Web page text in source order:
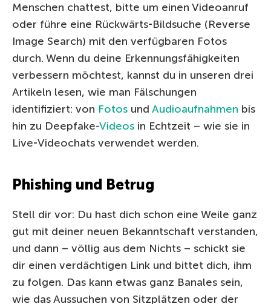
Menschen chattest, bitte um einen Videoanruf
oder führe eine Rückwärts‑Bildsuche (Reverse
Image Search) mit den verfügbaren Fotos
durch. Wenn du deine Erkennungsfähigkeiten
verbessern möchtest, kannst du in unseren drei
Artikeln lesen, wie man Fälschungen
identifiziert: von Fotos und Audioaufnahmen bis
hin zu Deepfake-Videos in Echtzeit – wie sie in
Live‑Videochats verwendet werden.
Phishing und Betrug
Stell dir vor: Du hast dich schon eine Weile ganz
gut mit deiner neuen Bekanntschaft verstanden,
und dann – völlig aus dem Nichts – schickt sie
dir einen verdächtigen Link und bittet dich, ihm
zu folgen. Das kann etwas ganz Banales sein,
wie das Aussuchen von Sitzplätzen oder der